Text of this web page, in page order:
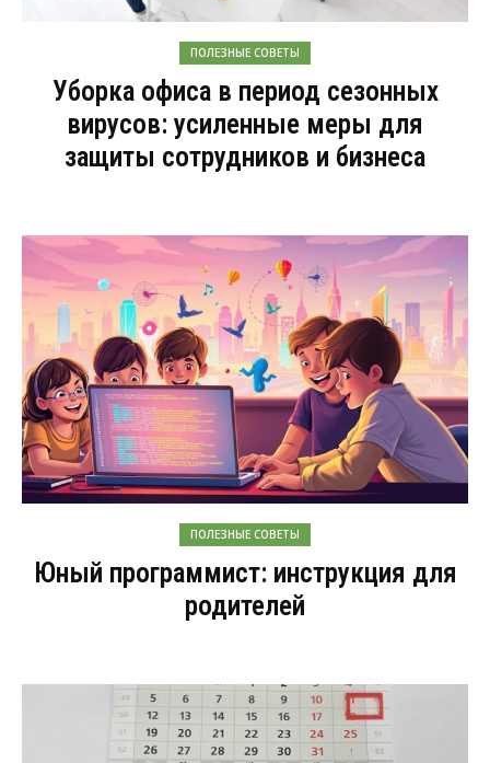
ПОЛЕЗНЫЕ СОВЕТЫ
Уборка офиса в период сезонных
вирусов: усиленные меры для
защиты сотрудников и бизнеса
ПОЛЕЗНЫЕ СОВЕТЫ
Юный программист: инструкция для
родителей